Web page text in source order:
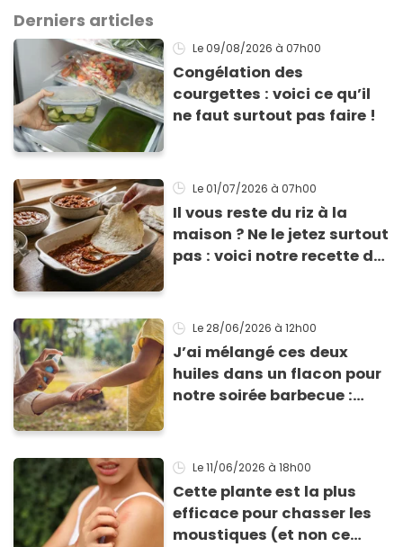
Derniers articles
Le 09/08/2026 à 07h00
Congélation des
courgettes : voici ce qu’il
ne faut surtout pas faire !
Le 01/07/2026 à 07h00
Il vous reste du riz à la
maison ? Ne le jetez surtout
pas : voici notre recette de
Le 28/06/2026 à 12h00
J’ai mélangé ces deux
huiles dans un flacon pour
notre soirée barbecue :
ma lotion
Le 11/06/2026 à 18h00
Cette plante est la plus
efficace pour chasser les
moustiques (et non ce